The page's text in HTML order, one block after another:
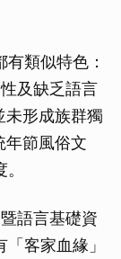
類似特色：
及缺乏語言
未形成族群獨
年節風俗文
語言基礎資
客家血緣」